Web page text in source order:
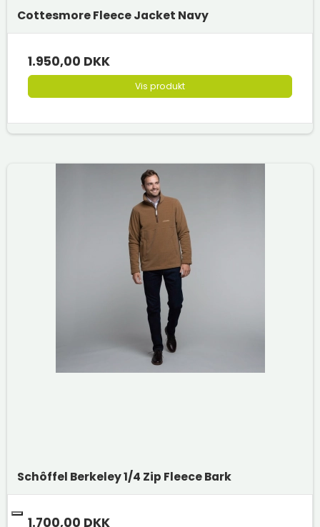
Cottesmore Fleece Jacket Navy
1.950,00 DKK
Vis produkt
Schôffel Berkeley 1/4 Zip Fleece Bark
1.700,00 DKK